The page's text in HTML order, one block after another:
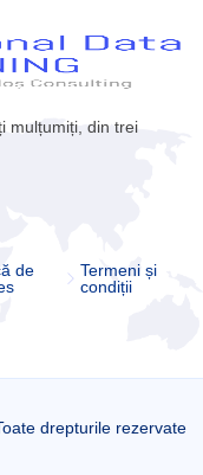
mulțumiți, din trei
de
Termeni și
condiții
drepturile rezervate